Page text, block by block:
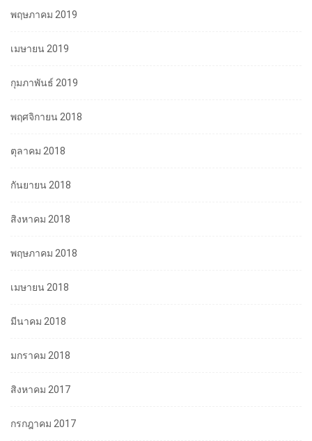
พฤษภาคม 2019
เมษายน 2019
กุมภาพันธ์ 2019
พฤศจิกายน 2018
ตุลาคม 2018
กันยายน 2018
สิงหาคม 2018
พฤษภาคม 2018
เมษายน 2018
มีนาคม 2018
มกราคม 2018
สิงหาคม 2017
กรกฎาคม 2017